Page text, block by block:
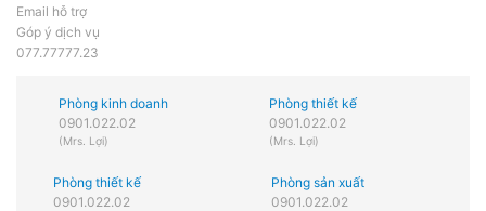
Email hỗ trợ
Góp ý dịch vụ
077.77777.23
Phòng kinh doanh
0901.022.02
(Mrs. Lợi)
Phòng thiết kế
0901.022.02
(Mrs. Lợi)
Phòng thiết kế
0901.022.02
Phòng sản xuất
0901.022.02